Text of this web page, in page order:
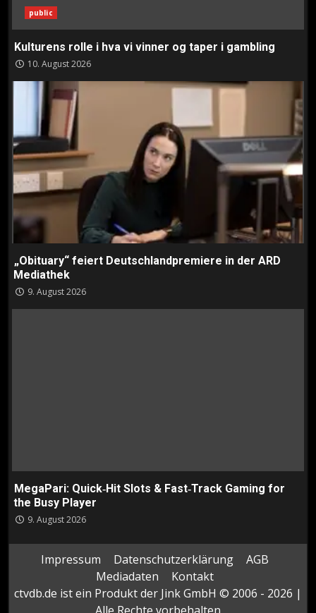
public
Kulturens rolle i hva vi vinner og taper i gambling
10. August 2026
„Obituary“ feiert Deutschlandpremiere in der ARD
Mediathek
9. August 2026
MegaPari: Quick‑Hit Slots & Fast‑Track Gaming for
the Busy Player
9. August 2026
Impressum Datenschutzerklärung
AGB
Mediadaten
Kontakt
ctvdb.de ist ein Produkt der Jink GmbH © 2006 - 2026 |